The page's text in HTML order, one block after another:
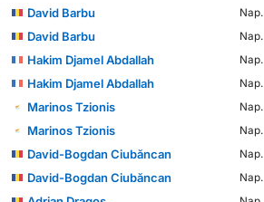
David Barbu
Nap.
David Barbu
Nap.
Hakim Djamel Abdallah
Nap.
Hakim Djamel Abdallah
Nap.
Marinos Tzionis
Nap.
Marinos Tzionis
Nap.
David-Bogdan Ciubăncan
Nap.
David-Bogdan Ciubăncan
Nap.